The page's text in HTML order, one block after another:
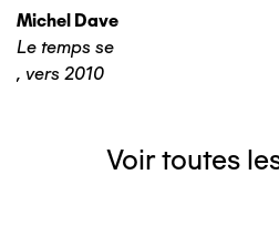
Michel Dave
Le temps se
, vers 2010
Voir toutes